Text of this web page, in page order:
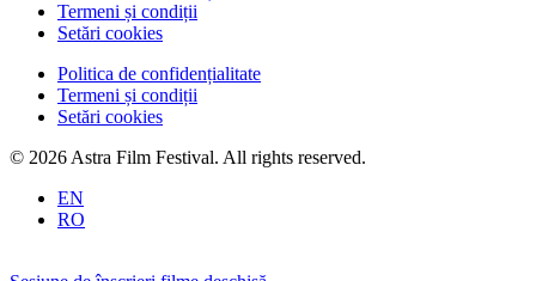
Termeni și condiții
Setări cookies
Politica de confidențialitate
Termeni și condiții
Setări cookies
© 2026 Astra Film Festival. All rights reserved.
EN
RO